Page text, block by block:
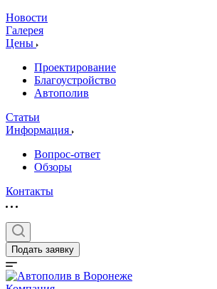
Новости
Галерея
Цены
Проектирование
Благоустройство
Автополив
Статьи
Информация
Вопрос-ответ
Обзоры
Контакты
Подать заявку